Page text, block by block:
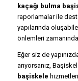
kaçağı bulma
raporlamalar ile
yapılarında
önlemleri
Eğer siz de
arıyorsanız,
başiskele